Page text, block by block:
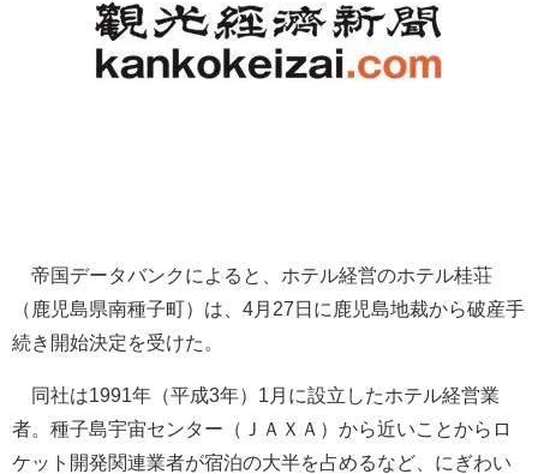
帝国データバンクによると、ホテル経営のホテル桂荘
（鹿児島県南種子町）は、4月27日に鹿児島地裁から破産手
続き開始決定を受けた。
同社は1991年（平成3年）1月に設立したホテル経営業
者。種子島宇宙センター（ＪＡＸＡ）から近いことからロ
ケット開発関連業者が宿泊の大半を占めるなど、にぎわい